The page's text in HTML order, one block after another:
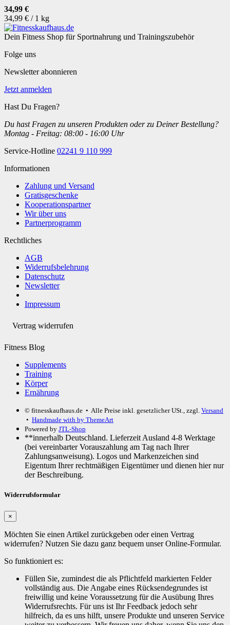
34,99 €
34,99 € / 1 kg
Dein Fitness Shop für Sportnahrung und Trainingszubehör
Folge uns
Newsletter abonnieren
Jetzt anmelden
Hast Du Fragen?
Du hast Fragen zu unseren Produkten oder zu Deiner Bestellung?
Montag - Freitag: 08:00 - 16:00 Uhr
Service-Hotline 02241 9 110 999
Informationen
Zahlung und Versand
Gratisgeschenke
Kooperationspartner
Wir über uns
Partnerprogramm
Rechtliches
AGB
Widerrufsbelehrung
Datenschutz
Newsletter
Impressum
Vertrag widerrufen
Fitness Blog
Supplements
Training
Körper
Ernährung
© fitnesskaufhaus.de • Alle Preise inkl. gesetzlicher USt., zzgl. Versand
• Handmade with by ThemeArt
Powered by JTL-Shop
**innerhalb Deutschland. Lieferzeit Ausland 4-8 Werktage
(bei vereinbarter Vorauszahlung am Tag nach Ihrer
Zahlungsanweisung). Logos und Markenzeichen sind
Eigentum Ihrer rechtmäßigen Eigentümer und dienen hier nur
der Beschreibung.
Widerrufsformular
×
Möchten Sie einen Artikel zurückgeben oder einen Vertrag
widerrufen? Nutzen Sie dazu ganz bequem unser Online-Formular.
So funktioniert es:
Füllen Sie, zumindest die als Pflichtfeld markierten Felder
vollständig aus. Die Angabe eines Rücksendegrundes ist
freiwillig und keine Voraussetzung für die Ausübung Ihres
Widerrufsrechts. Für uns ist Ihr Feedback jedoch sehr
hilfreich, da es uns hilft, unsere Produkte und unseren Service